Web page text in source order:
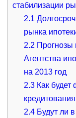
стабилизации
2.1
рынка
2.2 Прогнозы
Агентства
на 2013 год
2.3 Как
2.4 Будут ли